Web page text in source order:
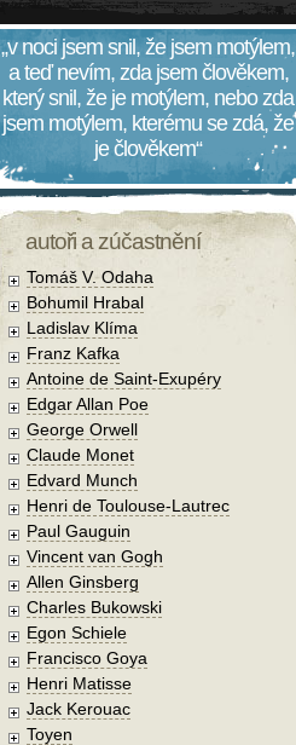
„v noci jsem snil, že jsem motýlem,
a teď nevím, zda jsem člověkem,
který snil, že je motýlem, nebo zda
jsem motýlem, kterému se zdá, že
je člověkem“
autoři a zúčastnění
Tomáš V. Odaha
Bohumil Hrabal
Ladislav Klíma
Franz Kafka
Antoine de Saint-Exupéry
Edgar Allan Poe
George Orwell
Claude Monet
Edvard Munch
Henri de Toulouse-Lautrec
Paul Gauguin
Vincent van Gogh
Allen Ginsberg
Charles Bukowski
Egon Schiele
Francisco Goya
Henri Matisse
Jack Kerouac
Toyen